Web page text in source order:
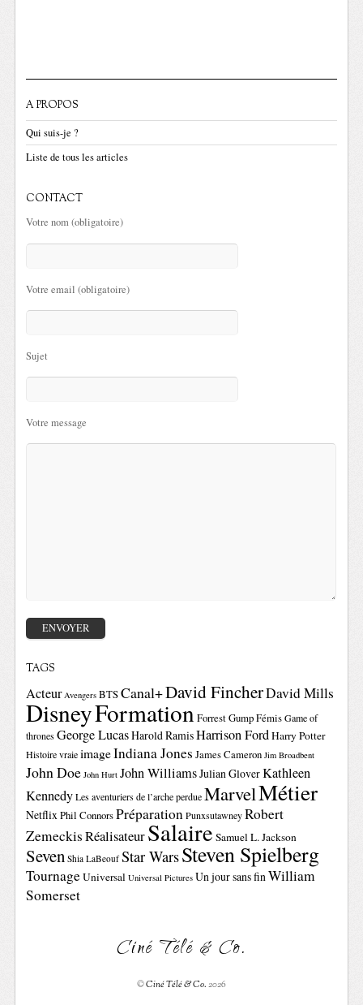
A PROPOS
Qui suis-je ?
Liste de tous les articles
CONTACT
Votre nom (obligatoire)
Votre email (obligatoire)
Sujet
Votre message
TAGS
Acteur Avengers BTSCanal+David FincherDavid Mills
DisneyFormationForrest GumpFémis Game of
thrones George LucasHarold RamisHarrison FordHarry Potter
Histoire vraie imageIndiana Jones James Cameron Jim Broadbent
John Doe John Hurt John WilliamsJulian GloverKathleen
Kennedy Les aventuriers de l’arche perdue MarvelMétier
NetflixPhil ConnorsPréparation Punxsutawney Robert
ZemeckisRéalisateurSalaire Samuel L. Jackson
Seven Shia LaBeouf Star WarsSteven Spielberg
TournageUniversal Universal Pictures Un jour sans finWilliam
Somerset
Ciné Télé & Co.
©Ciné Télé & Co.2026